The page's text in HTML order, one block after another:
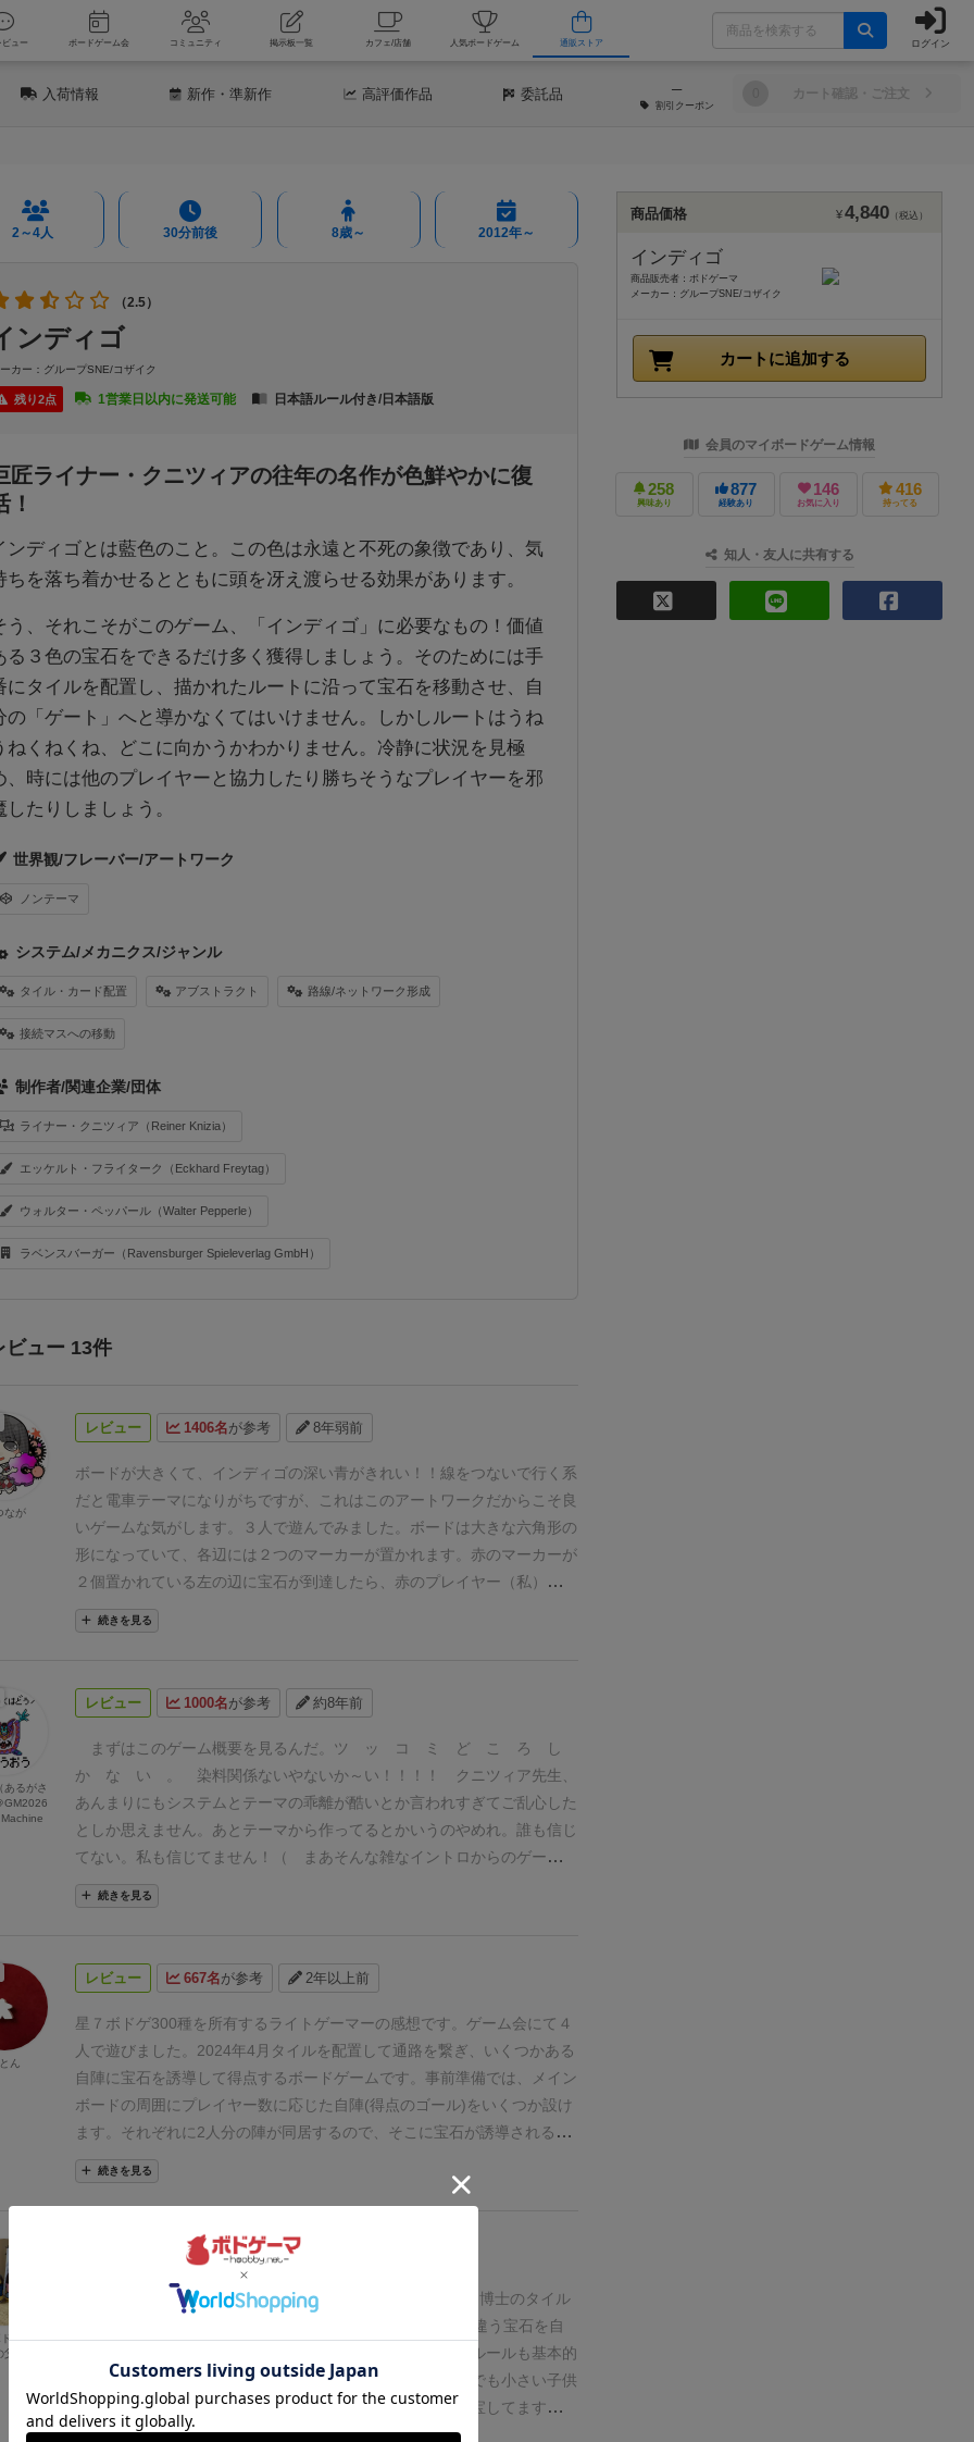
新着レビュー ボードゲーム会 コミュニティ 掲示板一覧 カフェ/店舗 人気ボードゲーム 通販ストア ログイン
入荷情報 新作 ・準新作 高評価作品 委託品 ─
割引 クーポン
カート確認・ご注文
2～4人 30分前後 8歳～ 2012年～
（2.5）
ンディゴ
カー：グループSNE/コザイク
残り2点 1営業日以内に発送可能 日本語ルール付き/日本語版
匠ライナー・クニツィアの往年の名作が色鮮やかに復
！
ンディゴとは藍色のこと。この色は永遠と不死の象徴であり、気
ちを落ち着かせるとともに頭を冴え渡らせる効果があります。
う、それこそがこのゲーム、「インディゴ」に必要なもの！価値
る３色の宝石をできるだけ多く獲得しましょう。そのためには手
にタイルを配置し、描かれたルートに沿って宝石を移動させ、自
の「ゲート」へと導かなくてはいけません。しかしルートはうね
ねくねくね、どこに向かうかわかりません。冷静に状況を見極
、時には他のプレイヤーと協力したり勝ちそうなプレイヤーを邪
したりしましょう。
世界観/フレーバー/アートワーク
ノンテーマ
システム/メカニクス/ジャンル
タイル・カード配置 アブストラクト 路線/ネットワーク形成
接続マスへの移動
制作者/関連企業/団体
ライナー・クニツィア（Reiner Knizia）
エッケルト・フライターク（Eckhard Freytag）
ウォルター・ペッパール（Walter Pepperle）
ラベンスバーガー（Ravensburger Spieleverlag GmbH）
ビュー 13件
レビュー 1406名が参考 8年弱前
ボードが大きくて、インディゴの深い青がきれい！！線をつないで行く系
だと電車テーマになりがちですが、これはこのアートワークだからこそ良
いゲームな気がします。
３人で遊んでみました。 ボードは大きな六角形の
形になっていて、各辺には２つのマーカーが置かれます。 赤のマーカーが
２個置かれている左の辺に宝石が到達したら、赤のプレイヤー（私）にの
み宝石の点数が入り、赤と青のマーカーが置かれている下の辺に到達した
ら、赤と青のプレイヤーに点数が入る、という仕組みです。
だけです。 例えば、赤の私は最初の１枚目のタイルを、上の画像の左側、
黄色い宝石が乗っている場所に置きました！
ーム終了です。最終的には、こんなふうにインディゴの道がたくさんくね
くねしたボードで終わります。青は３点、緑は２点、黄色は１点。宝石同
士がぶつかると消えてしまうので、青の宝石は誰もとれませんでした。。
まつながが７点で１位でした！！！２位は６点で、接戦ですね。 引いたタ
イルを置いて終わりで、他の人がどういうタイルを置いてくるかもわから
ないので、その場その場で考えて進む感じです。もちろん、強い人は先の
ことを考えて道を用意しておくのかもしれませんが・・・。
たまに裏切るといったプレイングもあり、なかなか楽しく遊ぶことができ
ます。クニツィアさんのゲームですが、そこまでジレンマに悩まされるタ
イプではないと思います。ぜひ見かけたら遊んでみてくださいー！
続きを見る
なが
レビュー 1000名が参考 約8年前
まずはこのゲーム概要を見るんだ。 ツ ッ コ ミ ど こ ろ し
か な い 。
染料関係ないやないか～い！！！！
クニツィア先生、
あんまりにもシステムとテーマの乖離が酷いとか言われすぎてご乱心した
としか思えません。あとテーマから作ってるとかいうのやめれ。誰も信じ
てない。私も信じてません！（
まあそんな雑なイントロからのゲームで
すが、黄色（琥珀）1点、緑（エメラルド）2点、青（サファイヤ）3点の
宝石を、道に沿って動かして自陣に呼び込み、点数を集めるゲームです。
サファイアとダイヤなんだから、琥珀とかエメラルドにしたのがまず意味
が解りません。まあエメラルドは取れるみたいですが、琥珀ってロシアが
有名なんじゃないの？（調べてみたらバルト海沿岸と極東アジアに産地が
集中してるみたいです。えっどうでもいい？？？）まあクニツァーのこと
ですから仕方ない。 青いリボンに沿って宝石を集めますが、自陣は2陣
営共通になっており、2陣営の共通エリアに宝石を運び込むと、点数を共
有するので、一人勝ちはしにくくなっています。実際のプレイでも1点差
でした。また、あいつにこの石取られたくぬぇぇ！ という場合は、石と
石をぶつけて対消滅☆も狙えるので、楽しく嫌がらせをすることも可能で
す。まあもったいないのであんまりしませんし、意図的にぶつけるのも割
と難しい感じはします。タイルは大体、みんなが想定するような配置のリ
ボンは全部あると思っていいのでそういう意味ではあんまり難しい事はな
いです。あーこのタイル欲しい！ こない！ とか言いながらあちこちの
道をつなげていくのはわかりやすい楽しさがあります。絵が綺麗なのもい
いですね。クニクニしさ（またその言葉を使うのか……）はあまり高く
なく、あっちを取ればこっちは立たず的なディレンマや、全体的なルール
内での複雑な絡みなどは皆無で、子供でもサクサク！ ですが、それはそ
れでわいわい楽しいゲームですし、何より見た目が美しいです。現在日本
続きを見る
あるがさ
GM2026
レビュー 667名が参考 2年以上前
星７ ボドゲ300種を所有するライトゲーマーの感想です。ゲーム会にて４
人で遊びました。2024年4月 タイルを配置して通路を繋ぎ、いくつかある
自陣に宝石を誘導して得点するボードゲームです。事前準備では、メイン
ボードの周囲にプレイヤー数に応じた自陣(得点のゴール)をいくつか設け
ます。それぞれに2人分の陣が同居するので、そこに宝石が誘導されると
2人両方に得点が入る仕掛けです。陣の場所によってプレイヤーの組み合
わせは様々なので、場所毎に(利害一致の)他プレイヤーと協力する必要が
一度目のプレイでは、なんか面白かったな、という印象が残り
ました。例えるなら、ピンボールのボールの行方を少しだけコントロール
出来る感じ、と言いますか。それぞれの思惑でタイルを配置していくので
インタラクションもしっかり有りますし、少ない手札のタイルから一枚選
タイルの引き運
の要素が大きいので、2人対戦で遊ぶよりは多人数によるパーティゲーム
として遊ぶのが良いように思います。⚫︎良い点
ルールが簡単、手軽。かな
り小さなお子様からでも楽しめる気がします。見た目が美しい、アラビア
ンな感じ。⚫︎気になる点序盤は宝石の動きに派手さが無く盛り上がりに欠
続きを見る
ん
575名が参考
※家族（妻と娘8歳）内で遊んだ時の感想です。
クニツィア博士のタイル
端6個と中心6個に点在する、それぞれ点数の違う宝石を自
ルールも基本的
にタイルを置くだけというシンプルなだけあって、初心者でも小さい子供
でも簡単に覚えられる良ゲーなので、我が家ではかなり重宝してます！
外と目先のことばかり見て、自分のエリアに少しずつ宝石を近づけさせよ
ゲ好き
商品価格 ¥4,840 （税込）
インディゴ
商品販売者：ボドゲーマ
メーカー：グループSNE/コザイク
カートに追加する
会員のマイボードゲーム情報
258
興味あり
877
経験あり
146
お気に入り
416
持ってる
知人・友人に共有する